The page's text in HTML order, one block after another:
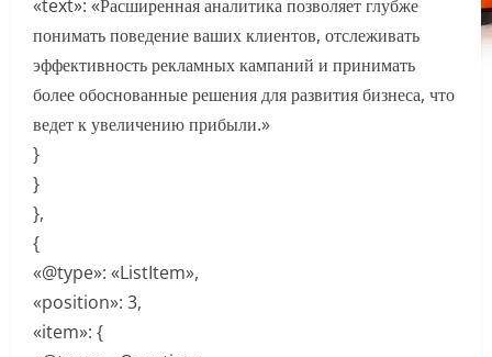
«text»: «Расширенная аналитика позволяет глубже
понимать поведение ваших клиентов, отслеживать
эффективность рекламных кампаний и принимать
более обоснованные решения для развития бизнеса, что
ведет к увеличению прибыли.»
}
}
},
{
«@type»: «ListItem»,
«position»: 3,
«item»: {